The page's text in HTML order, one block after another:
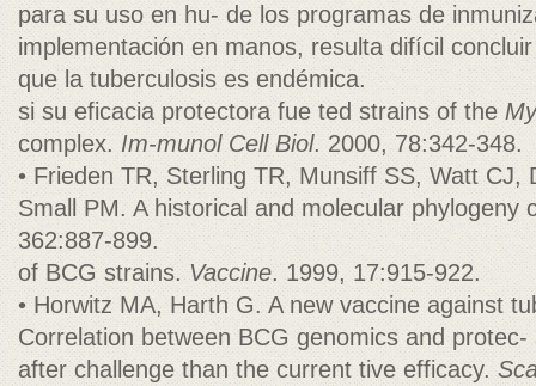
para su uso en hu- de los programas de
implementación en manos, resulta difícil
que la tuberculosis es endémica.
si su eficacia protectora fue ted strains of the
complex. Im-munol Cell Biol. 2000, 78:342-348.
• Frieden TR, Sterling TR, Munsiff SS, Watt CJ,
Small PM. A historical and molecular phylogeny
362:887-899.
of BCG strains. Vaccine. 1999, 17:915-922.
• Horwitz MA, Harth G. A new vaccine against
Correlation between BCG genomics and
after challenge than the current tive efficacy.